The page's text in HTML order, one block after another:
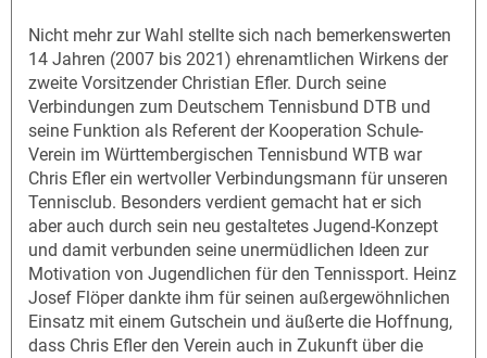
Nicht mehr zur Wahl stellte sich nach bemerkenswerten
14 Jahren (2007 bis 2021) ehrenamtlichen Wirkens der
zweite Vorsitzender Christian Efler. Durch seine
Verbindungen zum Deutschem Tennisbund DTB und
seine Funktion als Referent der Kooperation Schule-
Verein im Württembergischen Tennisbund WTB war
Chris Efler ein wertvoller Verbindungsmann für unseren
Tennisclub. Besonders verdient gemacht hat er sich
aber auch durch sein neu gestaltetes Jugend-Konzept
und damit verbunden seine unermüdlichen Ideen zur
Motivation von Jugendlichen für den Tennissport. Heinz
Josef Flöper dankte ihm für seinen außergewöhnlichen
Einsatz mit einem Gutschein und äußerte die Hoffnung,
dass Chris Efler den Verein auch in Zukunft über die